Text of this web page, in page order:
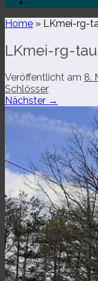
Home » LKmei-​rg-​
LKmei-​rg-​
Veröffentlicht am 8.
Schlösser
Nächster →